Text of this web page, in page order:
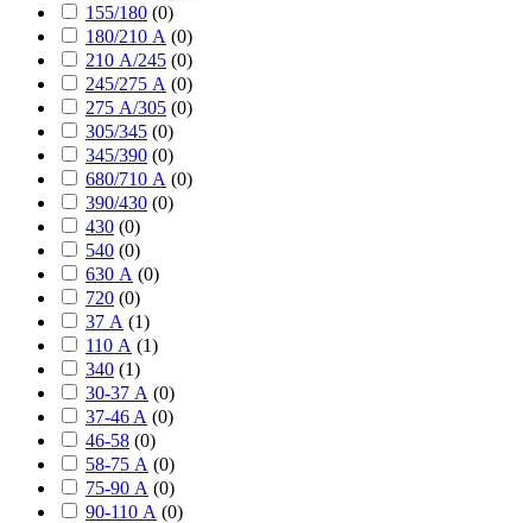
155/180 (0)
180/210 А (0)
210 А/245 (0)
245/275 А (0)
275 А/305 (0)
305/345 (0)
345/390 (0)
680/710 А (0)
390/430 (0)
430 (0)
540 (0)
630 А (0)
720 (0)
37 А (1)
110 А (1)
340 (1)
30-37 А (0)
37-46 A (0)
46-58 (0)
58-75 А (0)
75-90 А (0)
90-110 А (0)